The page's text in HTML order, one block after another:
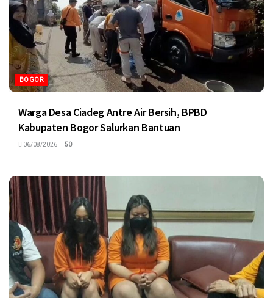
BOGOR
Warga Desa Ciadeg Antre Air Bersih, BPBD
Kabupaten Bogor Salurkan Bantuan
06/08/2026 50